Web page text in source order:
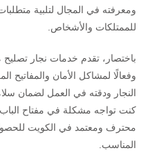
ومعرفته في المجال لتلبية
للممتلكات والأشخاص.
باختصار، تقدم خدمات نجار تصليح
وفعالًا لمشاكل الأمان والمفاتيح
النجار ودقته في العمل لضمان
كنت تواجه مشكلة في مفتاح
محترف ومعتمد في الكويت
المناسب.